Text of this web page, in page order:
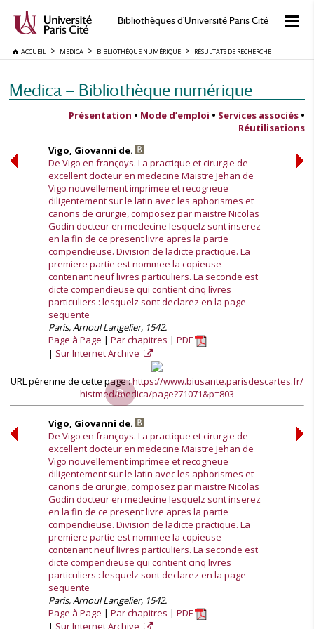
Bibliothèques d'Université Paris Cité
ACCUEIL MEDICA BIBLIOTHÈQUE NUMÉRIQUE RÉSULTATS DE RECHERCHE
Medica — Bibliothèque numérique
Présentation • Mode d’emploi • Services associés •
Réutilisations
Vigo, Giovanni de.
De Vigo en françoys. La practique et cirurgie de
excellent docteur en medecine Maistre Jehan de
Vigo nouvellement imprimee et recogneue
diligentement sur le latin avec les aphorismes et
canons de cirurgie, composez par maistre Nicolas
Godin docteur en medecine lesquelz sont inserez
en la fin de ce present livre apres la partie
compendieuse. Division de ladicte practique. La
premiere partie est nommee la copieuse
contenant neuf livres particuliers. La seconde est
dicte compendieuse qui contient cinq livres
particuliers : lesquelz sont declarez en la page
sequente
Paris, Arnoul Langelier, 1542.
Page à Page
Par chapitres
PDF
Sur Internet Archive
URL pérenne de cette page :https://www.biusante.parisdescartes.fr/
histmed/medica/page?71071&p=803
Vigo, Giovanni de.
De Vigo en françoys. La practique et cirurgie de
excellent docteur en medecine Maistre Jehan de
Vigo nouvellement imprimee et recogneue
diligentement sur le latin avec les aphorismes et
canons de cirurgie, composez par maistre Nicolas
Godin docteur en medecine lesquelz sont inserez
en la fin de ce present livre apres la partie
compendieuse. Division de ladicte practique. La
premiere partie est nommee la copieuse
contenant neuf livres particuliers. La seconde est
dicte compendieuse qui contient cinq livres
particuliers : lesquelz sont declarez en la page
sequente
Paris, Arnoul Langelier, 1542.
Page à Page
Par chapitres
PDF
Sur Internet Archive